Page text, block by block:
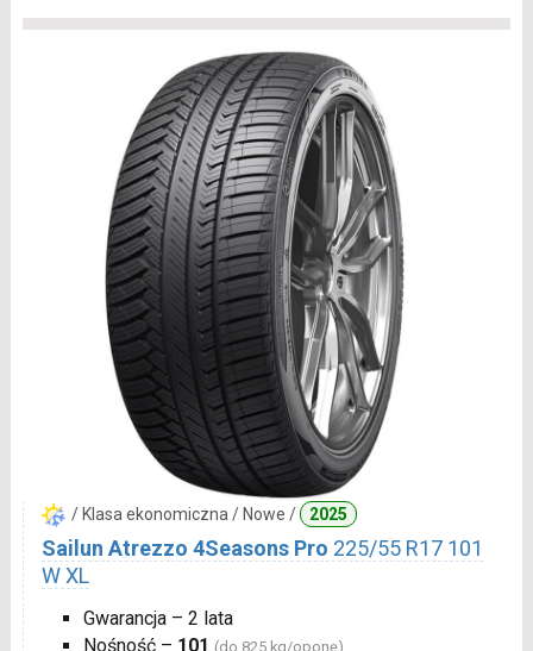
/ Klasa ekonomiczna / Nowe / 2025
Sailun Atrezzo 4Seasons Pro 225/55 R17 101
W XL
Gwarancja – 2 lata
Nośność – 101 (do 825 kg/oponę)